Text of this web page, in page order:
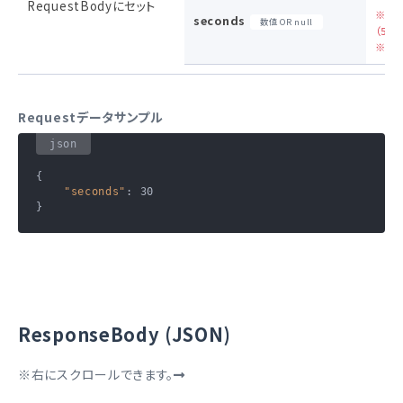
RequestBodyにセット
seconds
数値 OR null
※ 5
（
※ デ
Requestデータサンプル
{
"seconds" : 30
}
ResponseBody (JSON)
※右にスクロールできます。